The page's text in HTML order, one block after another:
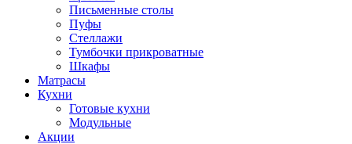
Письменные столы
Пуфы
Стеллажи
Тумбочки прикроватные
Шкафы
Матрасы
Кухни
Готовые кухни
Модульные
Акции